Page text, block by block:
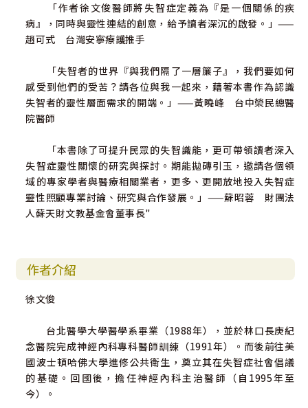
「作者徐文俊醫師將失智症定義為『是一個關係的疾
病』，同時與靈性連結的創意，給予讀者深沉的啟發。」——
趙可式 台灣安寧療護推手
「失智者的世界『與我們隔了一層簾子』，我們要如何
感受到他們的受苦？請各位與我一起來，藉著本書作為認識
失智者的靈性層面需求的開端。」——黃曉峰 台中榮民總醫
院醫師
「本書除了可提升民眾的失智識能，更可帶領讀者深入
失智症靈性關懷的研究與探討。期能拋磚引玉，邀請各個領
域的專家學者與醫療相關業者，更多、更開放地投入失智症
靈性照顧專業討論、研究與合作發展。」——蘇昭蓉 財團法
人蘇天財文教基金會董事長"
作者介紹
徐文俊
台北醫學大學醫學系畢業（1988年），並於林口長庚紀
念醫院完成神經內科專科醫師訓練（1991年）。而後前往美
國波士頓哈佛大學進修公共衛生，奠立其在失智症社會倡議
的基礎。回國後，擔任神經內科主治醫師（自1995年至
今）。